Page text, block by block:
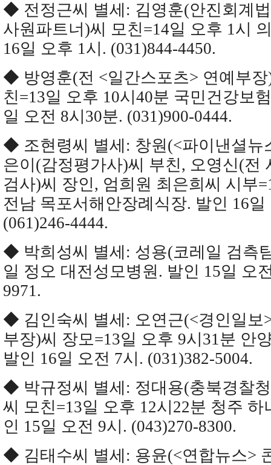
◆ 전정근씨 별세: 김영훈(안진회계
사원파트너)씨 모친=14일 오후 1시
16일 오후 1시. (031)844-4450.
◆ 방영훈(전 <일간스포츠> 연예부
친=13일 오후 10시40분 국민건강보
일 오전 8시30분. (031)900-0444.
◆ 조현령씨 별세: 창원(<파이낸셜뉴
은이(감정평가사)씨 부친, 오영신(전
검사)씨 장인, 엄희원 최은희씨 시부
전남 목포서해안장례식장. 발인 16일
(061)246-4444.
◆ 박희성씨 별세: 성용(코레일 검측
일 정오 대전성모병원. 발인 15일 오
9971.
◆ 김인숙씨 별세: 오연근(<경인일보
부장)씨 장모=13일 오후 9시31분 안
발인 16일 오전 7시. (031)382-5004.
◆ 박규정씨 별세: 정대용(충북경찰
씨 모친=13일 오후 12시22분 청주
인 15일 오전 9시. (043)270-8300.
◆ 김태수씨 별세: 용윤(<연합뉴스>